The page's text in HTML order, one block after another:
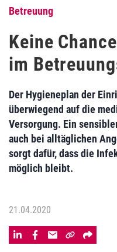
Betreuung
Keine
im
Der Hygieneplan der
überwiegend auf die
Versorgung. Ein
auch bei alltäglichen
sorgt dafür, dass die
möglich bleibt.
21.04.2020